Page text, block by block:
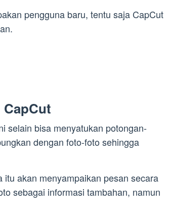
pengguna baru, tentu saja CapCut
selain bisa menyatukan potongan-
dengan foto-foto sehingga
akan menyampaikan pesan secara
sebagai informasi tambahan, namun